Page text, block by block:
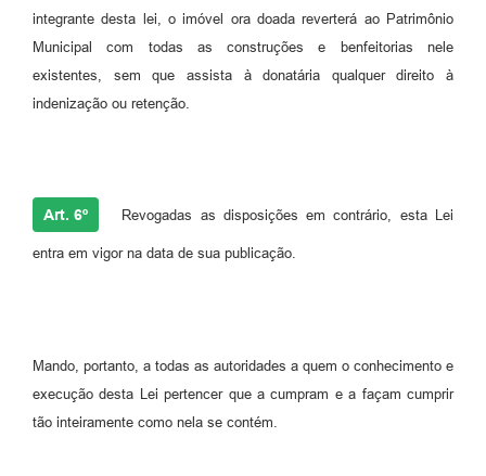
integrante desta lei, o imóvel ora doada reverterá ao Patrimônio
Municipal com todas as construções e benfeitorias nele
existentes, sem que assista à donatária qualquer direito à
indenização ou retenção.
Art. 6º Revogadas as disposições em contrário, esta Lei
entra em vigor na data de sua publicação.
Mando, portanto, a todas as autoridades a quem o conhecimento e
execução desta Lei pertencer que a cumpram e a façam cumprir
tão inteiramente como nela se contém.